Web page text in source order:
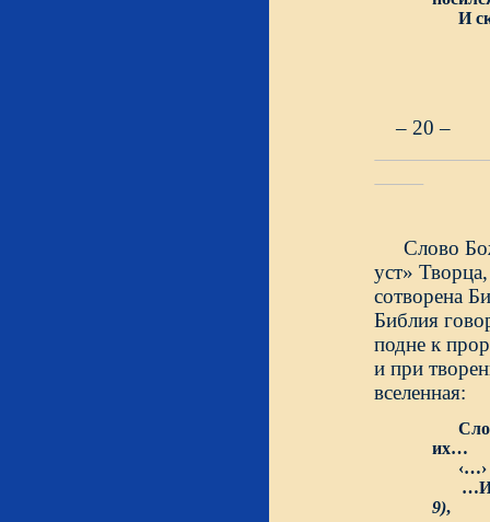
И
– 20 –
Слово
сотворена
подне к
и при
их…
‹…›
9),